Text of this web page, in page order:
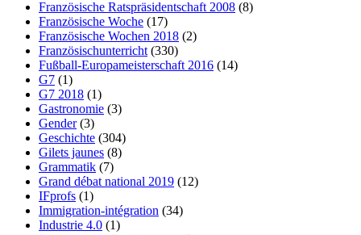
Französische Ratspräsidentschaft 2008 (8)
Französische Woche (17)
Französische Wochen 2018 (2)
Französischunterricht (330)
Fußball-Europameisterschaft 2016 (14)
G7 (1)
G7 2018 (1)
Gastronomie (3)
Gender(3)
Geschichte (304)
Gilets jaunes (8)
Grammatik (7)
Grand débat national 2019 (12)
IFprofs (1)
Immigration-intégration (34)
Industrie 4.0 (1)